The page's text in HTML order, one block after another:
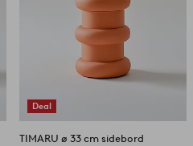
Deal
TIMARU ø 33 cm sidebord